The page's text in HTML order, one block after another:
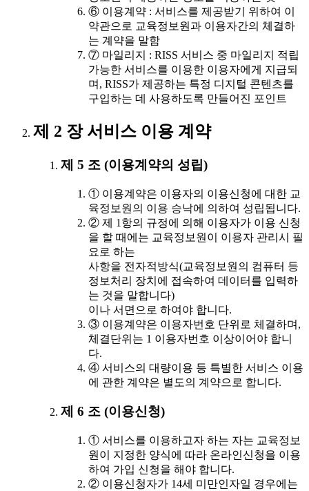
⑥ 이용계약 : 서비스를 제공받기 위하여 이
약관으로 교육정보원과 이용자간의 체결하
는 계약을 말함
⑦ 마일리지 : RISS 서비스 중 마일리지 적립
가능한 서비스를 이용한 이용자에게 지급되
며, RISS가 제공하는 특정 디지털 콘텐츠를
구입하는 데 사용하도록 만들어진 포인트
제 2 장 서비스 이용 계약
제 5 조 (이용계약의 성립)
① 이용계약은 이용자의 이용신청에 대한 교
육정보원의 이용 승낙에 의하여 성립됩니다.
② 제 1항의 규정에 의해 이용자가 이용 신청
을 할 때에는 교육정보원이 이용자 관리시 필
요로 하는
사항을 전자적방식(교육정보원의 컴퓨터 등
정보처리 장치에 접속하여 데이터를 입력하
는 것을 말합니다)
이나 서면으로 하여야 합니다.
③ 이용계약은 이용자번호 단위로 체결하며,
체결단위는 1 이용자번호 이상이어야 합니
다.
④ 서비스의 대량이용 등 특별한 서비스 이용
에 관한 계약은 별도의 계약으로 합니다.
제 6 조 (이용신청)
① 서비스를 이용하고자 하는 자는 교육정보
원이 지정한 양식에 따라 온라인신청을 이용
하여 가입 신청을 해야 합니다.
② 이용신청자가 14세 미만인자일 경우에는